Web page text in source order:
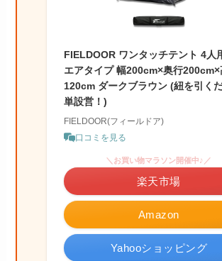
FIELDOOR ワンタッチテント 4人
エアタイプ 幅200cm×奥行200cm×
120cm ダークブラウン (紐を引く
単設営！)
FIELDOOR(フィールドア)
口コミを見る
Amazon
＼お買い物マラソン開催中♪／
楽天市場
Yahooショッピング